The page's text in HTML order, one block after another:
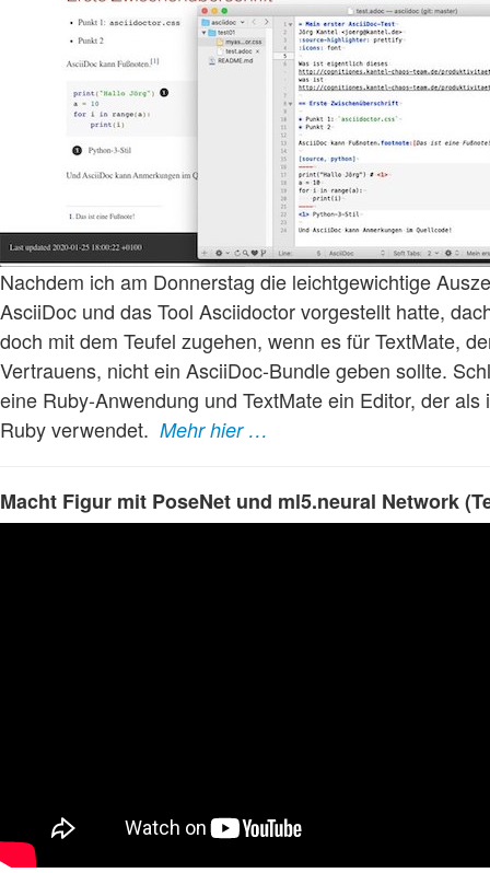
Nachdem ich am Donnerstag die leichtgewichtige
AsciiDoc und das Tool Asciidoctor vorgestellt hatte,
doch mit dem Teufel zugehen, wenn es für TextMate,
Vertrauens, nicht ein AsciiDoc-Bundle geben sollte.
eine Ruby-Anwendung und TextMate ein Editor, der
Ruby verwendet. Mehr hier …
Macht Figur mit PoseNet und ml5.neural Network